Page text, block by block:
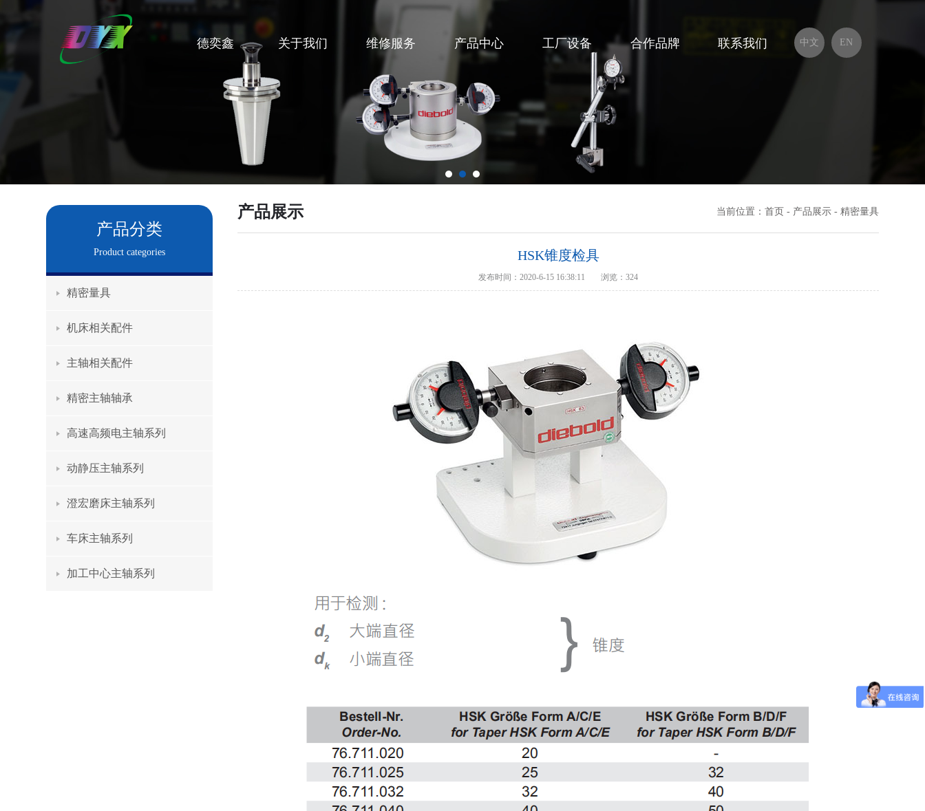
德奕鑫 关于我们 维修服务 产品中心 工厂设备 合作品牌 联系我们 中文 EN
产品分类
Product categories
精密量具
机床相关配件
主轴相关配件
精密主轴轴承
高速高频电主轴系列
动静压主轴系列
澄宏磨床主轴系列
车床主轴系列
加工中心主轴系列
产品展示 当前位置： 首页 - 产品展示- 精密量具
HSK锥度检具
发布时间：2020-6-15 16:38:11 浏览：324